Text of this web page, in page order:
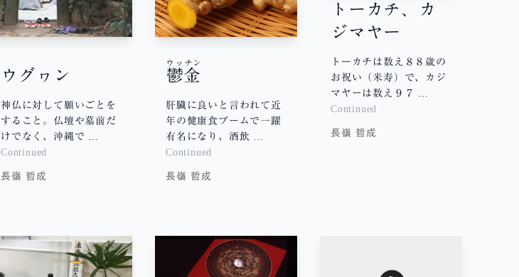
ウグヮン
神仏に対して願いごとを
すること。仏壇や墓前だ
けでなく、沖縄で …
Continued
長嶺 哲成
鬱金
ウッチン
肝臓に良いと言われて近
年の健康食ブームで一躍
有名になり、酒飲 …
Continued
長嶺 哲成
トーカチ、カ
ジマヤー
トーカチは数え８８歳の
お祝い（米寿）で、カジ
マヤーは数え９７ …
Continued
長嶺 哲成